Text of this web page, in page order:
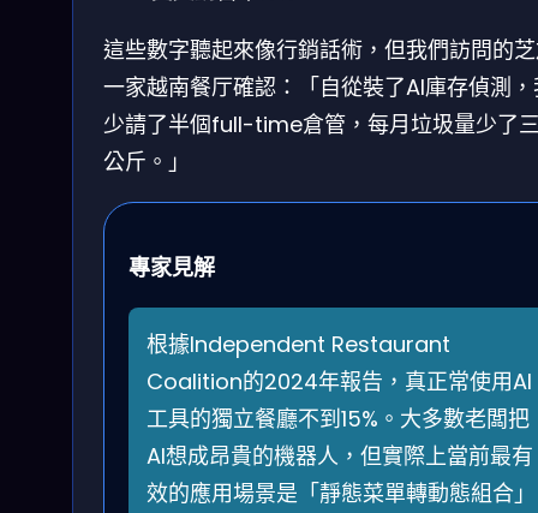
這些數字聽起來像行銷話術，但我們訪問的
一家越南餐厅確認：「自從裝了AI庫存偵測
少請了半個full-time倉管，每月垃圾量少了
公斤。」
專家見解
根據Independent Restaurant
Coalition的2024年報告，真正常使用AI
工具的獨立餐廳不到15%。大多數老闆把
AI想成昂貴的機器人，但實際上當前最有
效的應用場景是「靜態菜單轉動態組合」